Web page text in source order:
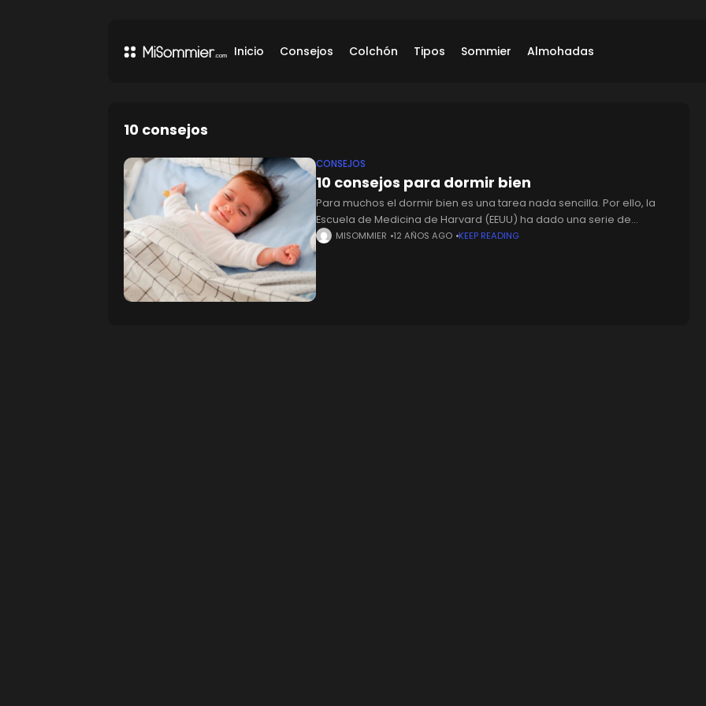
Inicio Consejos Colchón Tipos Sommier Almohadas
10 consejos
CONSEJOS
10 consejos para dormir bien
Para muchos el dormir bien es una tarea nada sencilla. Por ello, la
Escuela de Medicina de Harvard (EEUU) ha dado una serie de
consejos que podéis ver a continuación,
MISOMMIER 12 AÑOS AGO KEEP READING